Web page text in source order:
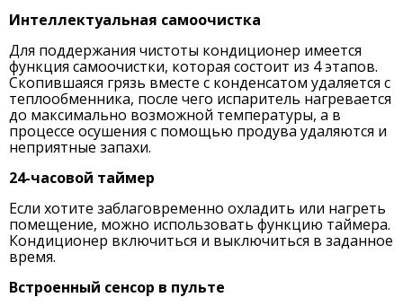
Интеллектуальная самоочистка
Для поддержания чистоты кондиционер имеется
функция самоочистки, которая состоит из 4 этапов.
Скопившаяся грязь вместе с конденсатом удаляется с
теплообменника, после чего испаритель нагревается
до максимально возможной температуры, а в
процессе осушения с помощью продува удаляются и
неприятные запахи.
24-часовой таймер
Если хотите заблаговременно охладить или нагреть
помещение, можно использовать функцию таймера.
Кондиционер включиться и выключиться в заданное
время.
Встроенный сенсор в пульте